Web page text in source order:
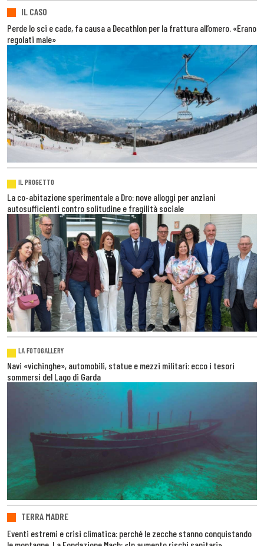
IL CASO
Perde lo sci e cade, fa causa a Decathlon per la frattura all’omero. «Erano
regolati male»
IL PROGETTO
La co-abitazione sperimentale a Dro: nove alloggi per anziani
autosufficienti contro solitudine e fragilità sociale
LA FOTOGALLERY
Navi «vichinghe», automobili, statue e mezzi militari: ecco i tesori
sommersi del Lago di Garda
TERRA MADRE
Eventi estremi e crisi climatica: perché le zecche stanno conquistando